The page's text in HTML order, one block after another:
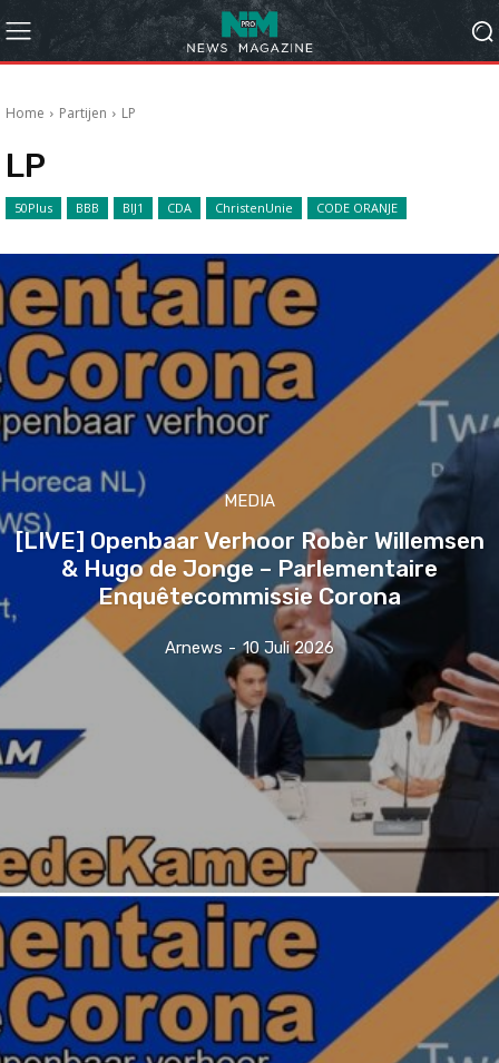
Home Partijen LP
LP
50Plus BBB BIJ1 CDA ChristenUnie CODE ORANJE
MEDIA
[LIVE] Openbaar Verhoor Robèr Willemsen
& Hugo de Jonge – Parlementaire
Enquêtecommissie Corona
Arnews - 10 Juli 2026